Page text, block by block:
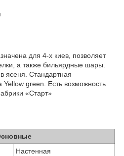
для 4-х киев, позволяет
а также бильярдные шары.
ясеня. Стандартная
Yellow green. Есть возможность
«Старт»
Настенная